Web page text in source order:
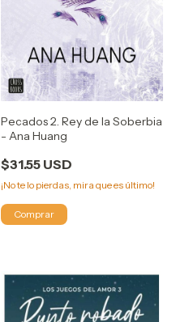
Pecados 2. Rey de la Soberbia
- Ana Huang
$31.55 USD
¡No te lo pierdas, mira que es último!